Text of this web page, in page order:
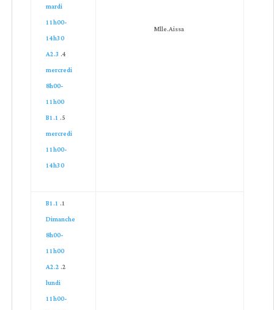
mardi
11h00-
14h30
A2.3
mercredi
8h00-
11h00
B1.1
mercredi
11h00-
14h30
B1.1
Dimanche
8h00-
11h00
A2.2
lundi
11h00-